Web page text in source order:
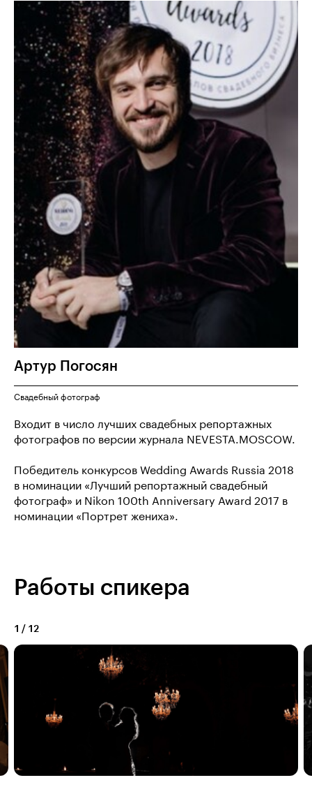
Артур Погосян
Свадебный фотограф
Входит в число лучших свадебных репортажных
фотографов по версии журнала NEVESTA.MOSCOW.
Победитель конкурсов Wedding Awards Russia 2018
в номинации «Лучший репортажный свадебный
фотограф» и Nikon 100th Anniversary Award 2017 в
номинации «Портрет жениха».
Работы спикера
1 / 12